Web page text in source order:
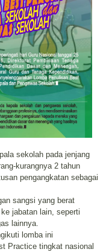
sekolah pada jenjang
kurangnya 2 tahun
pengangkatan sebagai
sangsi yang berat
jabatan lain, seperti
lainnya.
lomba ini
Practice tingkat nasional